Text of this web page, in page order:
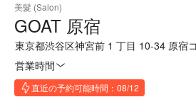
美髮 (Salon)
GOAT 原宿
営業時間
直近の予約可能時間：08/12